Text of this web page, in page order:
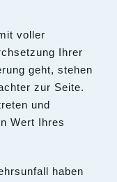
voller
Ihrer
geht, stehen
zur Seite.
und
Wert Ihres
haben